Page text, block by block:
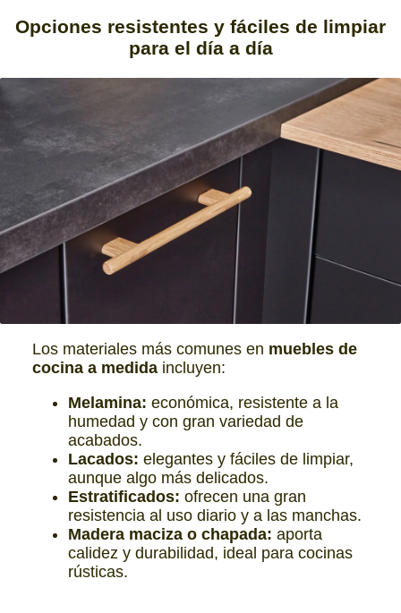
Opciones resistentes y fáciles de limpiar
para el día a día
Los materiales más comunes en muebles de
cocina a medidaincluyen:
Melamina: económica, resistente a la
humedad y con gran variedad de
acabados.
Lacados: elegantes y fáciles de limpiar,
aunque algo más delicados.
Estratificados: ofrecen una gran
resistencia al uso diario y a las manchas.
Madera maciza o chapada: aporta
calidez y durabilidad, ideal para cocinas
rústicas.